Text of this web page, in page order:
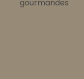
gourmandes